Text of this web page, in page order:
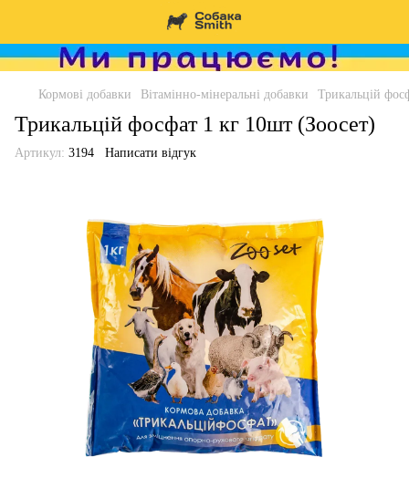
Кормові добавки Вітамінно-мінеральні добавки Трикальцій
Трикальцій фосфат 1 кг 10шт (Зоосет)
Артикул: 3194 Написати відгук